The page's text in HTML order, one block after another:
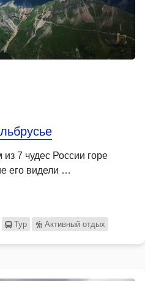
7 чудес России горе
его видели …
Тур Активный отдых